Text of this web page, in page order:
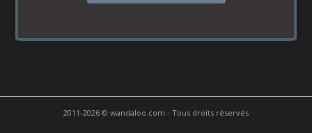
2011-2026 © wandaloo.com - Tous droits réservés